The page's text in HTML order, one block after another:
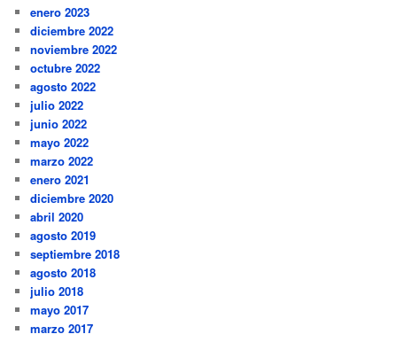
enero 2023
diciembre 2022
noviembre 2022
octubre 2022
agosto 2022
julio 2022
junio 2022
mayo 2022
marzo 2022
enero 2021
diciembre 2020
abril 2020
agosto 2019
septiembre 2018
agosto 2018
julio 2018
mayo 2017
marzo 2017